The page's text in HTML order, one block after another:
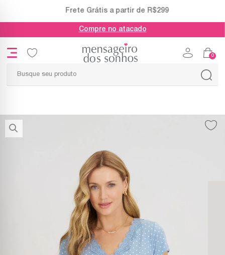
Frete Grátis a partir de R$299
Compre no atacado
0